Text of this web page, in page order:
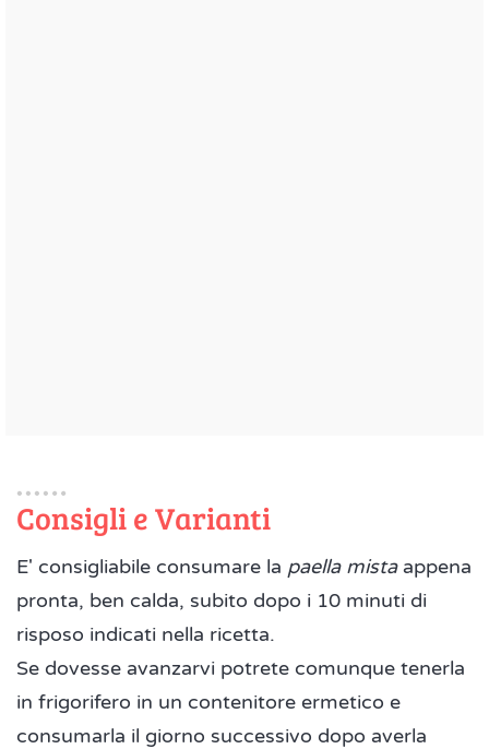
Consigli e Varianti
E' consigliabile consumare la paella mistaappena
pronta, ben calda, subito dopo i 10 minuti di
risposo indicati nella ricetta.
Se dovesse avanzarvi potrete comunque tenerla
in frigorifero in un contenitore ermetico e
consumarla il giorno successivo dopo averla